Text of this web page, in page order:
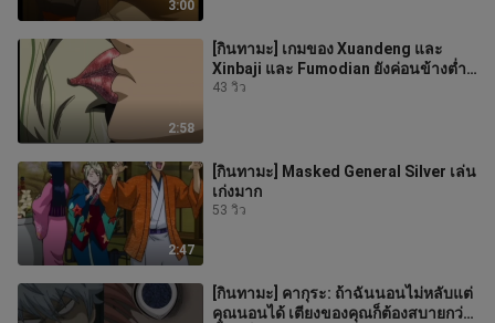
3:00
2:58
[กินทามะ] เกมของ Xuandeng และ
Xinbaji และ Fumodian ยังค่อนข้างต่ำ
อยู่
43 วิว
2:47
[กินทามะ] Masked General Silver เล่น
เก่งมาก
53 วิว
[กินทามะ] คากุระ: ถ้าฉันนอนไม่หลับแต่
คุณนอนได้ เตียงของคุณก็ต้องสบายกว่า